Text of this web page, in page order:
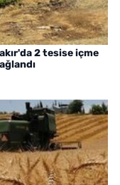
2 tesise içme